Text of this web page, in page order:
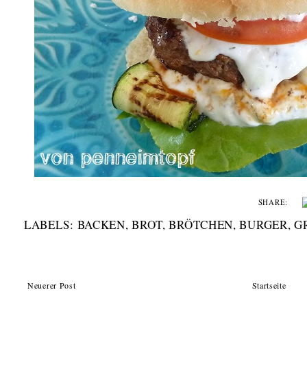
SHARE:
LABELS: BACKEN,BROT,BRÖTCHEN,BURGER,
Neuerer Post Startseite